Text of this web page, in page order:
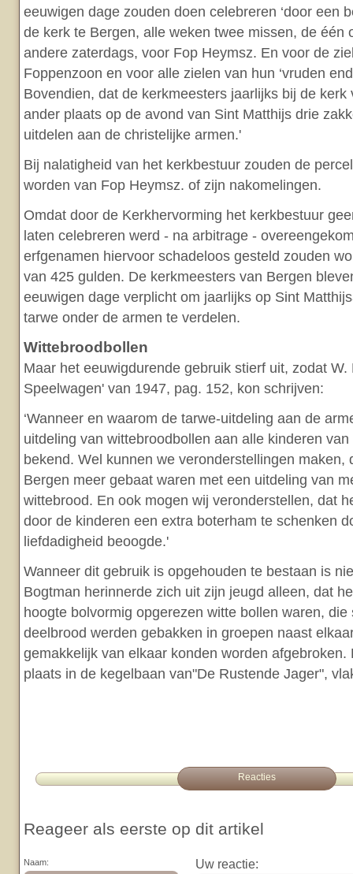
eeuwigen dage zouden doen celebreren ‘door een
de kerk te Bergen, alle weken twee missen, de één
andere zaterdags, voor Fop Heymsz. En voor de
Foppenzoon en voor alle zielen van hun ‘vruden
Bovendien, dat de kerkmeesters jaarlijks bij de kerk
ander plaats op de avond van Sint Matthijs drie
uitdelen aan de christelijke armen.'
Bij nalatigheid van het kerkbestuur zouden de
worden van Fop Heymsz. of zijn nakomelingen.
Omdat door de Kerkhervorming het kerkbestuur
laten celebreren werd - na arbitrage -
erfgenamen hiervoor schadeloos gesteld zouden
van 425 gulden. De kerkmeesters van Bergen
eeuwigen dage verplicht om jaarlijks op Sint
tarwe onder de armen te verdelen.
Wittebroodbollen
Maar het eeuwigdurende gebruik stierf uit, zodat W.
Speelwagen' van 1947, pag. 152, kon schrijven:
‘Wanneer en waarom de tarwe-uitdeling aan de
uitdeling van wittebroodbollen aan alle kinderen
bekend. Wel kunnen we veronderstellingen maken,
Bergen meer gebaat waren met een uitdeling van
wittebrood. En ook mogen wij veronderstellen, dat
door de kinderen een extra boterham te schenken
liefdadigheid beoogde.'
Wanneer dit gebruik is opgehouden te bestaan is
Bogtman herinnerde zich uit zijn jeugd alleen, dat
hoogte bolvormig opgerezen witte bollen waren, die
deelbrood werden gebakken in groepen naast
gemakkelijk van elkaar konden worden afgebroken.
plaats in de kegelbaan van"De Rustende Jager",
Reacties
Reageer als eerste op dit artikel
Naam: Uw reactie: